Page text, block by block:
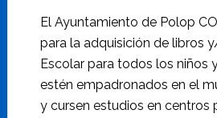
El Ayuntamiento de Polop
para la adquisición de libros
Escolar para todos los niños
estén empadronados en el
y cursen estudios en centros